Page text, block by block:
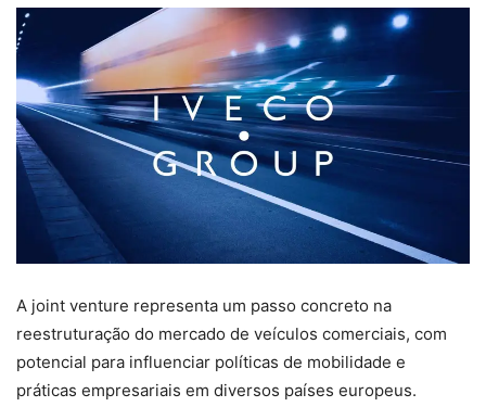
A joint venture representa um passo concreto na
reestruturação do mercado de veículos comerciais, com
potencial para influenciar políticas de mobilidade e
práticas empresariais em diversos países europeus.